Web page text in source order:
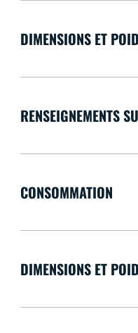
DIMENSIONS ET
RENSEIGNEMENTS
CONSOMMATION
DIMENSIONS ET